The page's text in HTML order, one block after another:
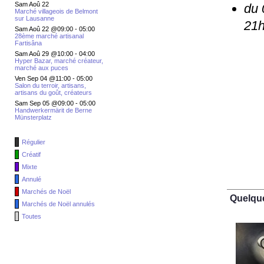
Sam Aoû 22
Marché villageois de Belmont
sur Lausanne
Sam Aoû 22 @09:00 - 05:00
28ème marché artisanal
Fartisâna
Sam Aoû 29 @10:00 - 04:00
Hyper Bazar, marché créateur,
marché aux puces
Ven Sep 04 @11:00 - 05:00
Salon du terroir, artisans,
artisans du goût, créateurs
Sam Sep 05 @09:00 - 05:00
Handwerkermärit de Berne
Münsterplatz
Régulier
Créatif
Mixte
Annulé
Marchés de Noël
Marchés de Noël annulés
Toutes
du